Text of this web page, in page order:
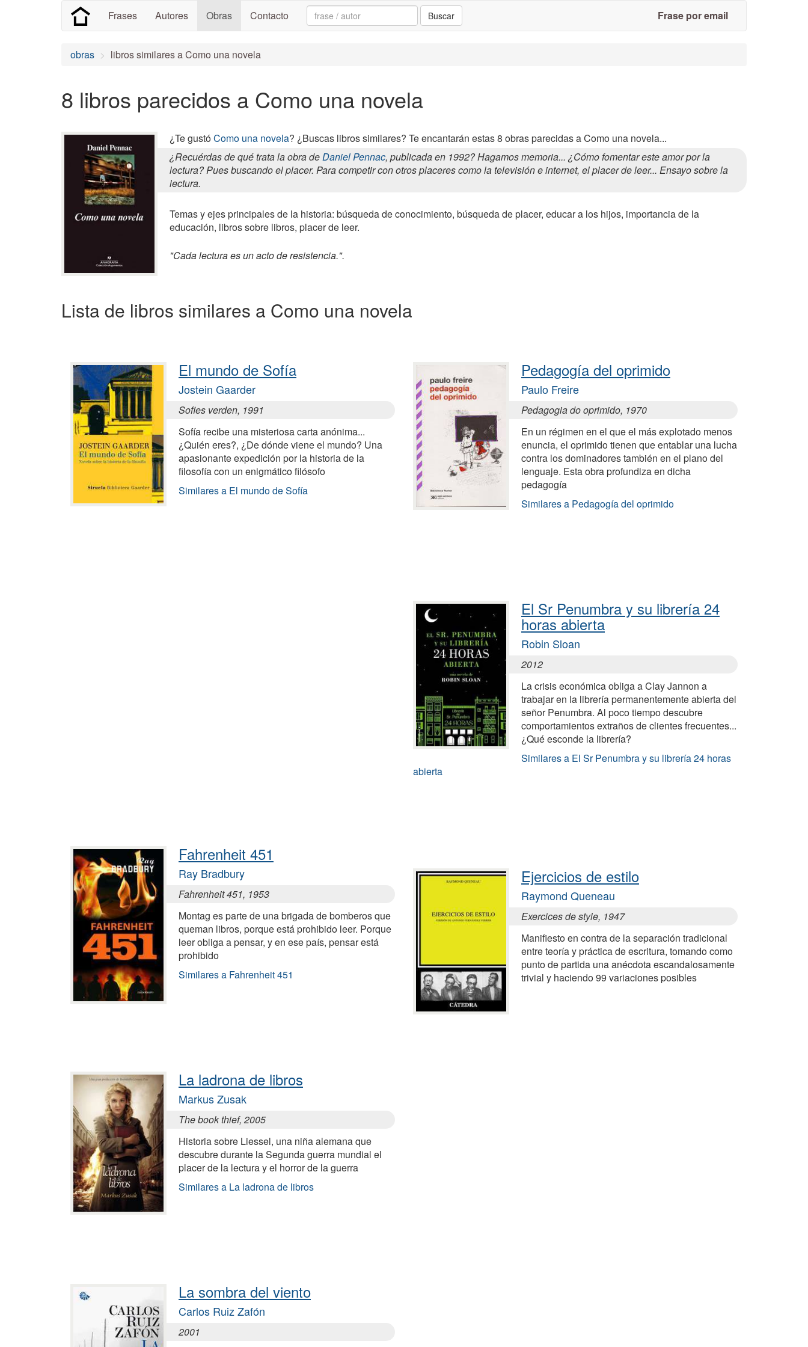
Frases Autores Obras Contacto Search: Buscar Frase por email
obras libros similares a Como una novela
8 libros parecidos a Como una novela
¿Te gustóComo una novela? ¿Buscas libros similares? Te encantarán estas 8 obras parecidas a Como una novela...
¿Recuérdas de qué trata la obra deDaniel Pennac, publicada en 1992? Hagamos memoria... ¿Cómo fomentar este amor por la
lectura? Pues buscando el placer. Para competir con otros placeres como la televisión e internet, el placer de leer... Ensayo sobre la
lectura.
Temas y ejes principales de la historia: búsqueda de conocimiento, búsqueda de placer, educar a los hijos, importancia de la
educación, libros sobre libros, placer de leer.
"Cada lectura es un acto de resistencia.".
Lista de libros similares a Como una novela
El mundo de Sofía
Jostein Gaarder
Sofies verden, 1991
Sofía recibe una misteriosa carta anónima...
¿Quién eres?, ¿De dónde viene el mundo? Una
apasionante expedición por la historia de la
filosofía con un enigmático filósofo
Similares a El mundo de Sofía
Fahrenheit 451
Ray Bradbury
Fahrenheit 451, 1953
Montag es parte de una brigada de bomberos que
queman libros, porque está prohibido leer. Porque
leer obliga a pensar, y en ese país, pensar está
prohibido
Similares a Fahrenheit 451
La ladrona de libros
Markus Zusak
The book thief, 2005
Historia sobre Liessel, una niña alemana que
descubre durante la Segunda guerra mundial el
placer de la lectura y el horror de la guerra
Similares a La ladrona de libros
La sombra del viento
Carlos Ruiz Zafón
2001
Pedagogía del oprimido
Paulo Freire
Pedagogia do oprimido, 1970
En un régimen en el que el más explotado menos
enuncia, el oprimido tienen que entablar una lucha
contra los dominadores también en el plano del
lenguaje. Esta obra profundiza en dicha
pedagogía
Similares a Pedagogía del oprimido
El Sr Penumbra y su librería 24
horas abierta
Robin Sloan
2012
La crisis económica obliga a Clay Jannon a
trabajar en la librería permanentemente abierta del
señor Penumbra. Al poco tiempo descubre
comportamientos extraños de clientes frecuentes...
¿Qué esconde la librería?
Similares a El Sr Penumbra y su librería 24 horas
abierta
Ejercicios de estilo
Raymond Queneau
Exercices de style, 1947
Manifiesto en contra de la separación tradicional
entre teoría y práctica de escritura, tomando como
punto de partida una anécdota escandalosamente
trivial y haciendo 99 variaciones posibles